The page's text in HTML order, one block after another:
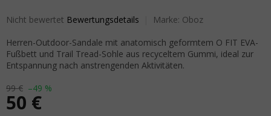
Die durchschnittliche Produktbewertung ist 0,0 von 5 Sternen.
Nicht bewertet Bewertungsdetails Marke: Oboz
99 € –49 %
50 €
Herren-Outdoor-Sandale mit anatomisch geformtem O FIT EVA-
Fußbett und Trail Tread-Sohle aus recyceltem Gummi, ideal zur
Entspannung nach anstrengenden Aktivitäten.